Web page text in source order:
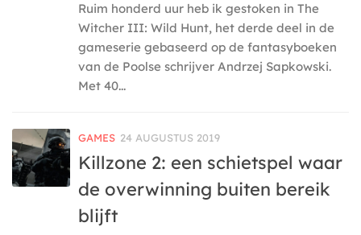
Ruim honderd uur heb ik gestoken in The
Witcher III: Wild Hunt, het derde deel in de
gameserie gebaseerd op de fantasyboeken
van de Poolse schrijver Andrzej Sapkowski.
Met 40...
GAMES 24 AUGUSTUS 2019
Killzone 2: een schietspel waar
de overwinning buiten bereik
blijft